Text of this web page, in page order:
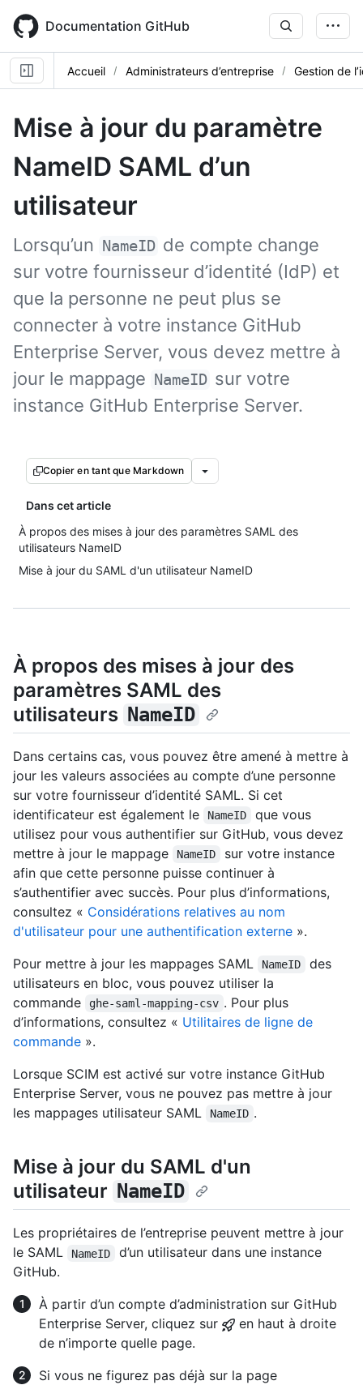
main
content
Documentation GitHub
Accueil Administrateurs d’entreprise Gestion de
Mise à jour du paramètre
NameID SAML d’un
utilisateur
Lorsqu’un NameID de compte change
sur votre fournisseur d’identité (IdP) et
que la personne ne peut plus se
connecter à votre instance GitHub
Enterprise Server, vous devez mettre à
jour le mappage
NameID sur votre
instance GitHub Enterprise Server.
Copier en tant que Markdown
Dans cet article
À propos des mises à jour des paramètres SAML des
utilisateurs NameID
Mise à jour du SAML d'un utilisateur NameID
À propos des mises à jour des
paramètres SAML des
utilisateurs NameID
Dans certains cas, vous pouvez être amené à mettre à
jour les valeurs associées au compte d’une personne
sur votre fournisseur d’identité SAML. Si cet
identificateur est également le
NameID
que vous
utilisez pour vous authentifier sur GitHub, vous devez
mettre à jour le mappage
NameID
sur votre instance
afin que cette personne puisse continuer à
s’authentifier avec succès. Pour plus d’informations,
consultez « Considérations relatives au nom
d'utilisateur pour une authentification externe ».
Pour mettre à jour les mappages SAML
NameID
des
utilisateurs en bloc, vous pouvez utiliser la
commande
ghe-saml-mapping-csv . Pour plus
d’informations, consultez « Utilitaires de ligne de
commande ».
Lorsque SCIM est activé sur votre instance GitHub
Enterprise Server, vous ne pouvez pas mettre à jour
les mappages utilisateur SAML
NameID .
Mise à jour du SAML d'un
utilisateur NameID
Les propriétaires de l’entreprise peuvent mettre à jour
le SAML
NameID
d’un utilisateur dans une instance
GitHub.
À partir d’un compte d’administration sur GitHub
Enterprise Server, cliquez sur
en haut à droite
de n’importe quelle page.
Si vous ne figurez pas déjà sur la page